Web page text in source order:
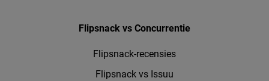
Flipsnack vs Concurrentie
Flipsnack-recensies
Flipsnack vs Issuu